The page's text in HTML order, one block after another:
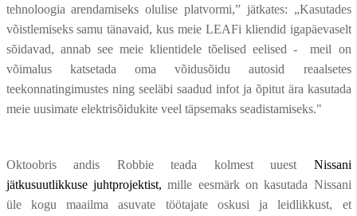
tehnoloogia arendamiseks olulise platvormi,” jätkates: „Kasutades
võistlemiseks samu tänavaid, kus meie LEAFi kliendid igapäevaselt
sõidavad, annab see meie klientidele tõelised eelised - meil on
võimalus katsetada oma võidusõidu autosid reaalsetes
teekonnatingimustes ning seeläbi saadud infot ja õpitut ära kasutada
meie uusimate elektrisõidukite veel täpsemaks seadistamiseks."
Oktoobris andis Robbie teada kolmest uuest Nissani
jätkusuutlikkuse juhtprojektist, mille eesmärk on kasutada Nissani
üle kogu maailma asuvate töötajate oskusi ja leidlikkust, et